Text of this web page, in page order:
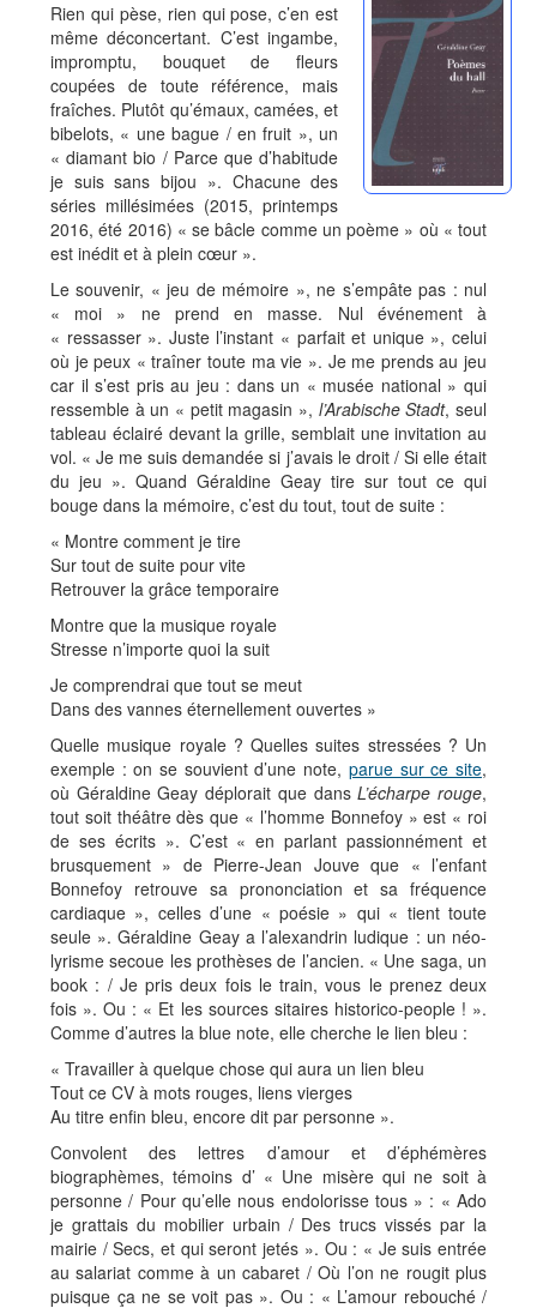
Rien qui pèse, rien qui pose, c’en est
même déconcertant. C’est ingambe,
impromptu, bouquet de fleurs
coupées de toute référence, mais
fraîches. Plutôt qu’émaux, camées, et
bibelots, « une bague / en fruit », un
« diamant bio / Parce que d’habitude
je suis sans bijou ». Chacune des
séries millésimées (2015, printemps
2016, été 2016) « se bâcle comme un poème » où « tout
est inédit et à plein cœur ».
Le souvenir, « jeu de mémoire », ne s’empâte pas : nul
« moi » ne prend en masse. Nul événement à
« ressasser ». Juste l’instant « parfait et unique », celui
où je peux « traîner toute ma vie ». Je me prends au jeu
car il s’est pris au jeu : dans un « musée national » qui
ressemble à un « petit magasin », l’Arabische Stadt, seul
tableau éclairé devant la grille, semblait une invitation au
vol. « Je me suis demandée si j’avais le droit / Si elle était
du jeu ». Quand Géraldine Geay tire sur tout ce qui
bouge dans la mémoire, c’est du tout, tout de suite :
« Montre comment je tire
Sur tout de suite pour vite
Retrouver la grâce temporaire
Montre que la musique royale
Stresse n’importe quoi la suit
Je comprendrai que tout se meut
Dans des vannes éternellement ouvertes »
Quelle musique royale ? Quelles suites stressées ? Un
exemple : on se souvient d’une note, parue sur ce site,
où Géraldine Geay déplorait que dansL’écharpe rouge,
tout soit théâtre dès que « l’homme Bonnefoy » est « roi
de ses écrits ». C’est « en parlant passionnément et
brusquement » de Pierre-Jean Jouve que « l’enfant
Bonnefoy retrouve sa prononciation et sa fréquence
cardiaque », celles d’une « poésie » qui « tient toute
seule ». Géraldine Geay a l’alexandrin ludique : un néo-
lyrisme secoue les prothèses de l’ancien. « Une saga, un
book : / Je pris deux fois le train, vous le prenez deux
fois ». Ou : « Et les sources sitaires historico-people ! ».
Comme d’autres la blue note, elle cherche le lien bleu :
« Travailler à quelque chose qui aura un lien bleu
Tout ce CV à mots rouges, liens vierges
Au titre enfin bleu, encore dit par personne ».
Convolent des lettres d’amour et d’éphémères
biographèmes, témoins d’ « Une misère qui ne soit à
personne / Pour qu’elle nous endolorisse tous » : « Ado
je grattais du mobilier urbain / Des trucs vissés par la
mairie / Secs, et qui seront jetés ». Ou : « Je suis entrée
au salariat comme à un cabaret / Où l’on ne rougit plus
puisque ça ne se voit pas ». Ou : « L’amour rebouché /